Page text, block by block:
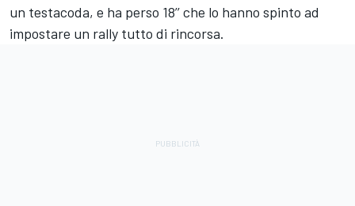
un testacoda, e ha perso 18’’ che lo hanno spinto ad
impostare un rally tutto di rincorsa.